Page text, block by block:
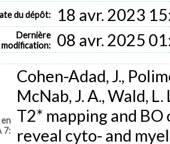
du dépôt: 18 avr. 2023
Dernière
modification:
08 avr. 2025
7:
Cohen-Adad, J.,
McNab, J. A., Wald,
T2* mapping and
reveal cyto- and